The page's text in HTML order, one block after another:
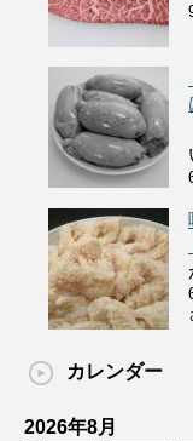
カレンダー
2026年8月